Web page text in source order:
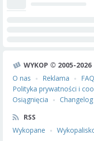
WYKOP © 2005-2026
O nas
Reklama FAQ
Polityka prywatności i
Osiągnięcia
Changelog
RSS
Wykopane